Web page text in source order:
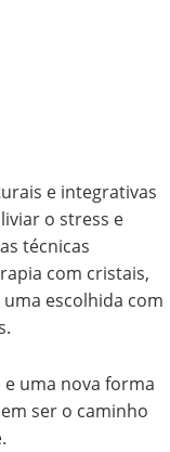
e integrativas
o stress e
técnicas
com cristais,
escolhida com
uma nova forma
ser o caminho